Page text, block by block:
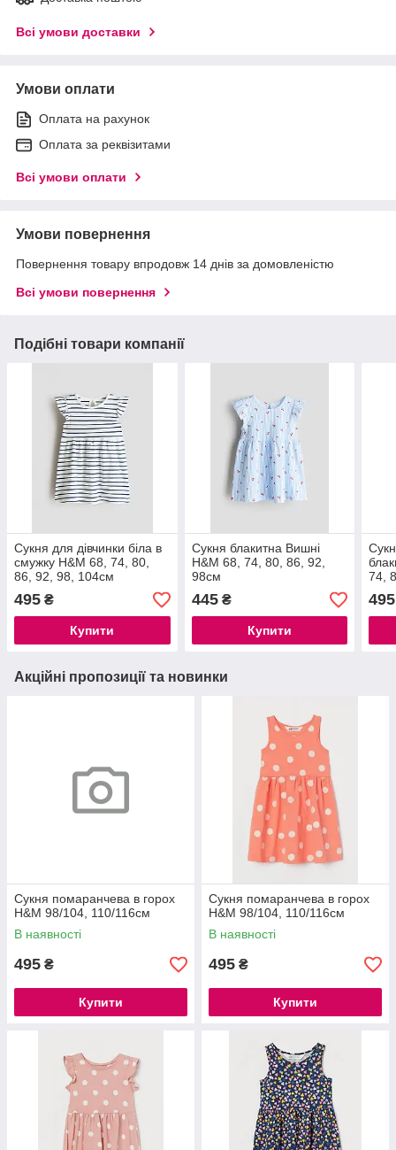
Всі умови доставки
Умови оплати
Оплата на рахунок
Оплата за реквізитами
Всі умови оплати
Умови повернення
Повернення товару впродовж 14 днів за домовленістю
Всі умови повернення
Подібні товари компанії
Сукня для дівчинки біла в
смужку H&M 68, 74, 80,
86, 92, 98, 104см
495 ₴
Купити
Сукня блакитна Вишні
H&M 68, 74, 80, 86, 92,
98см
445₴
Купити
74,
495
Акційні пропозиції та новинки
Сукня помаранчева в горох
H&M 98/104, 110/116см
В наявності
495 ₴
Купити
Сукня помаранчева в горох
H&M 98/104, 110/116см
В наявності
495 ₴
Купити